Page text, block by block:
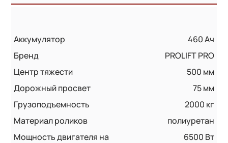
Аккумулятор
460 Ач
Бренд
PROLIFT PRO
Центр тяжести
500 мм
Дорожный просвет
75 мм
Грузоподъемность
2000 кг
Материал роликов
полиуретан
Мощность двигателя на
6500 Вт